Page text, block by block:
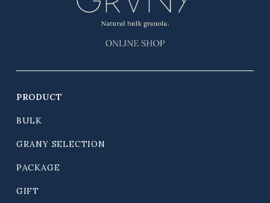
PRODUCT
BULK
GRANY SELECTION
PACKAGE
GIFT